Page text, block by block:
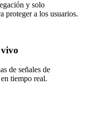
y solo
proteger a los usuarios.
vivo
de señales de
tiempo real.